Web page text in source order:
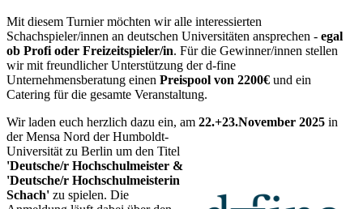
Mit diesem Turnier möchten wir alle interessierten
Schachspieler/innen an deutschen Universitäten ansprechen - egal
ob Profi oder Freizeitspieler/in. Für die Gewinner/innen stellen
wir mit freundlicher Unterstützung der d-fine
Unternehmensberatung einen Preispool von 2200€ und ein
Catering für die gesamte Veranstaltung.
Wir laden euch herzlich dazu ein, am 22.+23.November 2025 in
der Mensa Nord der Humboldt-
Universität zu Berlin um den Titel
'Deutsche/r Hochschulmeister &
'Deutsche/r Hochschulmeisterin
Schach' zu spielen. Die